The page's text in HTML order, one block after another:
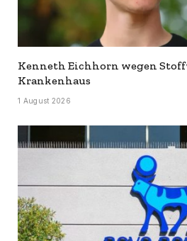
Kenneth Eichhorn wegen
Krankenhaus
1 August 2026